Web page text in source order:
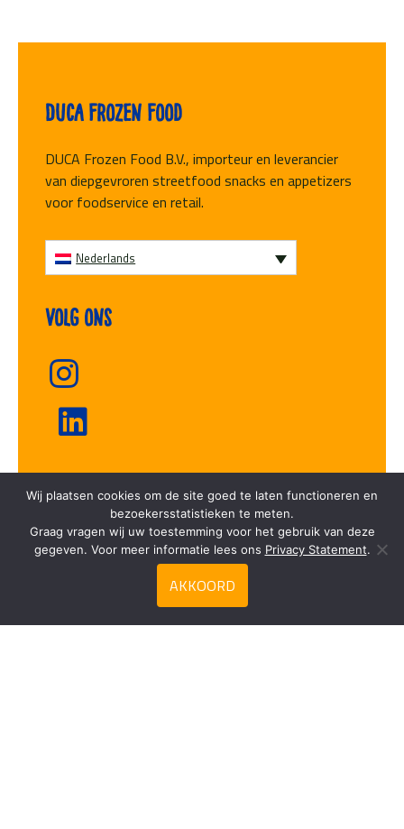
Duca Frozen Food
DUCA Frozen Food B.V., importeur en leverancier
van diepgevroren streetfood snacks en appetizers
voor foodservice en retail.
Nederlands
Volg ons
Vriesvers
Zoeken
Wij plaatsen cookies om de site goed te laten functioneren en
bezoekersstatistieken te meten.
Graag vragen wij uw toestemming voor het gebruik van deze
gegeven. Voor meer informatie lees ons Privacy Statement.
AKKOORD